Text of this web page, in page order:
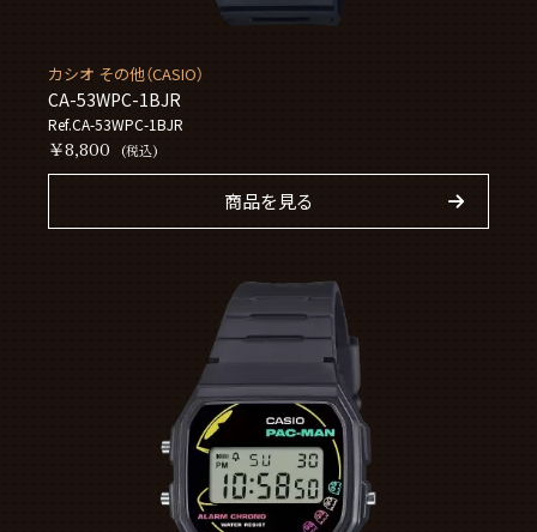
カシオ その他（CASIO）
CA-53WPC-1BJR
Ref.CA-53WPC-1BJR
￥8,800 (税込)
商品を見る